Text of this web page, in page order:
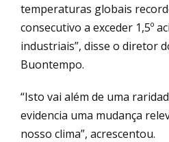
temperaturas globais
consecutivo a exceder 1,5º
industriais”, disse o diretor
Buontempo.
“Isto vai além de uma
evidencia uma mudança
nosso clima”, acrescentou.